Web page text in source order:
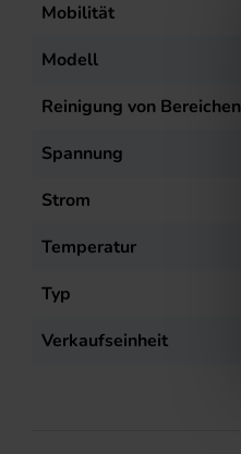
Mobilität
Modell
Reinigung von Bereichen
Spannung
Strom
Temperatur
Typ
Verkaufseinheit